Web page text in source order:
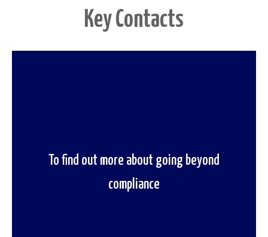
Key Contacts
To find out more about going beyond
compliance
To speak to one of our regulation experts
contact us now